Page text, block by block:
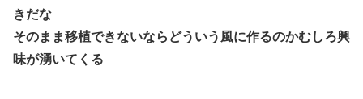
きだな
そのまま移植できないならどういう風に作るのかむしろ興
味が湧いてくる